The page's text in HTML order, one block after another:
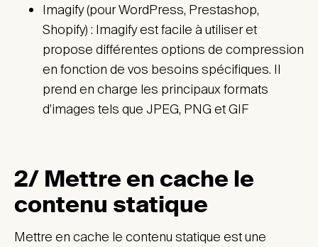
Imagify (pour WordPress, Prestashop,
Shopify) : Imagify est facile à utiliser et
propose différentes options de compression
en fonction de vos besoins spécifiques. Il
prend en charge les principaux formats
d’images tels que JPEG, PNG et GIF
2/ Mettre en cache le
contenu statique
Mettre en cache le contenu statique est une